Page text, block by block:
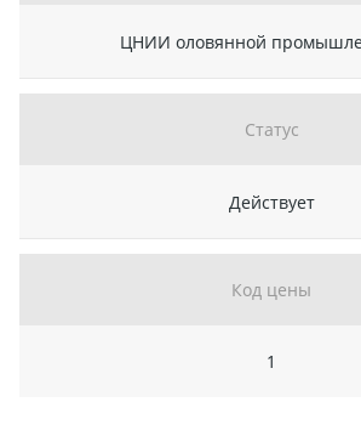
ЦНИИ оловянной
Статус
Действует
Код цены
1